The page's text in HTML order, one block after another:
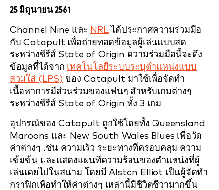
25 มิถุนายน 2561
Channel Nine และ NRL ได้ประกาศความร่วมมือ
กับ Catapult เพื่อถ่ายทอดข้อมูลผู้เล่นแบบสด
ระหว่างซีรีส์ State of Origin ความร่วมมือนี้จะดึง
ข้อมูลที่ได้จาก เทคโนโลยีระบบระบุตำแหน่งแบบ
สวมใส่ (LPS) ของ Catapult มาใช้เพื่อจัดทำ
เนื้อหาการมีส่วนร่วมของแฟนๆ สำหรับเกมต่างๆ
ระหว่างซีรีส์ State of Origin ทั้ง 3 เกม
อุปกรณ์ของ Catapult ถูกใช้โดยทั้ง Queensland
Maroons และ New South Wales Blues เพื่อวัด
ค่าต่างๆ เช่น ความเร็ว ระยะทางที่ครอบคลุม ความ
เข้มข้น และแสดงแผนที่ความร้อนของตำแหน่งที่ผู้
เล่นเคยไปในสนาม โดยมี Alston Elliot เป็นผู้จัดทำ
กราฟิกเพื่อทำให้ค่าต่างๆ เหล่านี้มีชีวิตชีวามากขึ้น